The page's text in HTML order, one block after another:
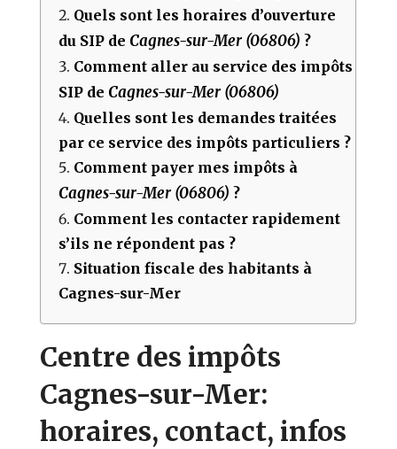
Quels sont les horaires d’ouverture
du SIP de Cagnes-sur-Mer (06806) ?
Comment aller au service des impôts
SIP de Cagnes-sur-Mer (06806)
Quelles sont les demandes traitées
par ce service des impôts particuliers ?
Comment payer mes impôts à
Cagnes-sur-Mer (06806) ?
Comment les contacter rapidement
s’ils ne répondent pas ?
Situation fiscale des habitants à
Cagnes-sur-Mer
Centre des impôts
Cagnes-sur-Mer:
horaires, contact, infos